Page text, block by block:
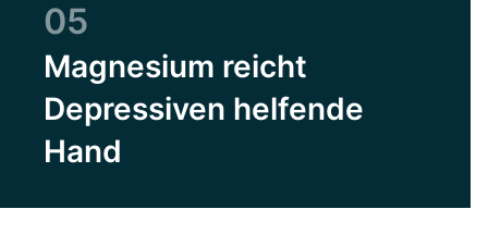
05
Magnesium reicht
Depressiven helfende
Hand